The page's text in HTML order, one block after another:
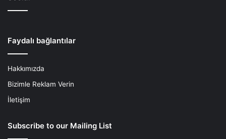
Faydalı bağlantılar
Hakkımızda
Bizimle Reklam Verin
İletişim
Subscribe to our Mailing List